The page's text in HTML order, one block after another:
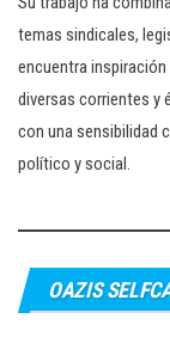
temas sindicales,
encuentra
diversas corrientes y
con una sensibilidad
político y social.
OAZIS